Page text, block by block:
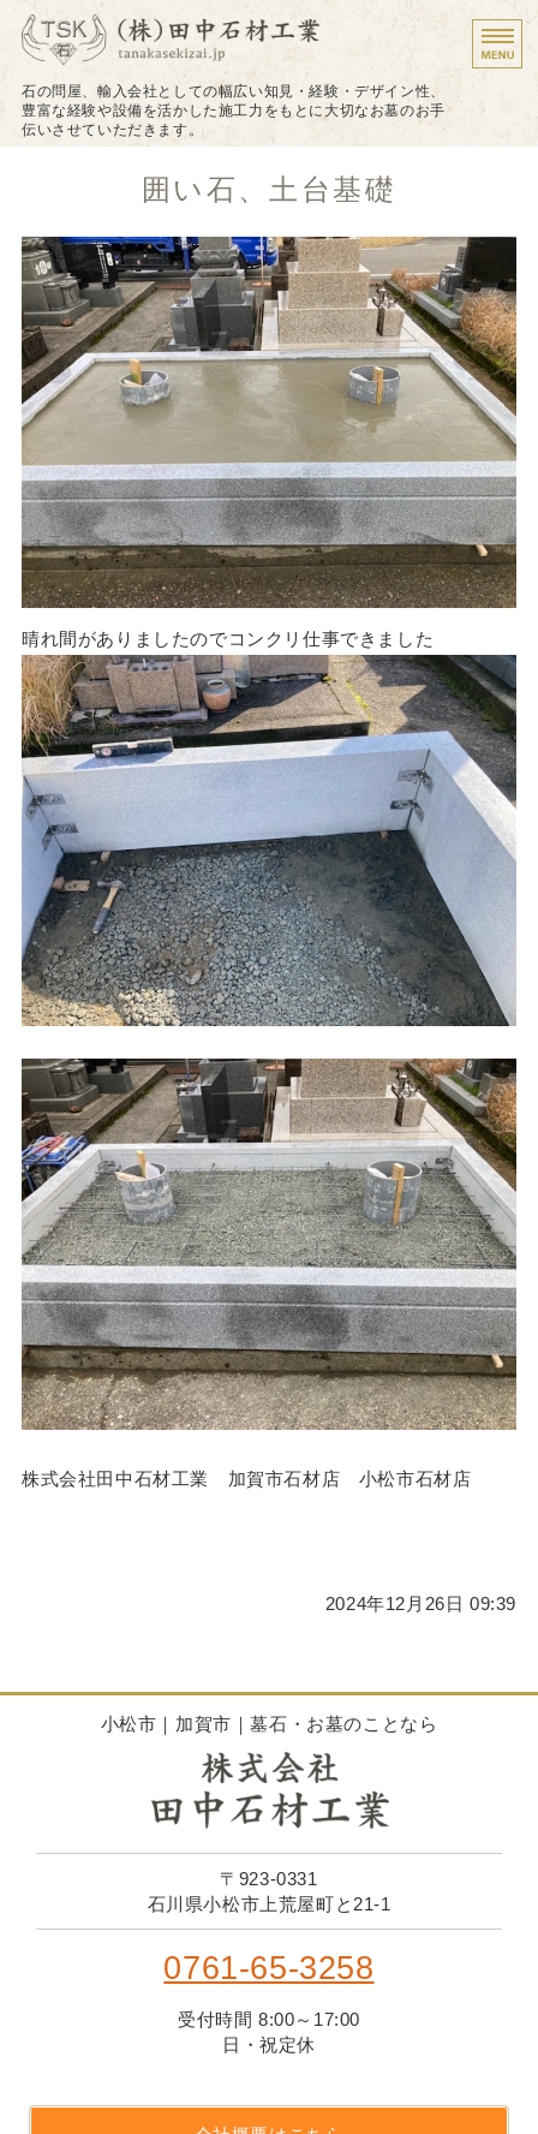
墓石のことなら株式
石の問屋、輸入会社としての幅広い知見・経験・デザイン性、
豊富な経験や設備を活かした施工力をもとに大切なお墓のお手
伝いさせていただきます。
施工実績
戒名（法名）の追加彫り
お問い合わせ
囲い石、土台基礎
晴れ間がありましたのでコンクリ仕事できました
株式会社田中石材工業 加賀市石材店 小松市石材店
2024年12月26日 09:39
小松市｜加賀市｜墓石・お墓のことなら
〒923-0331
石川県小松市上荒屋町と21-1
0761-65-3258
受付時間 8:00～17:00
日・祝定休